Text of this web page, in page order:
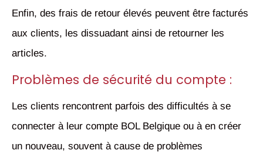
Enfin, des frais de retour élevés peuvent être facturés
aux clients, les dissuadant ainsi de retourner les
articles.
Problèmes de sécurité du compte :
Les clients rencontrent parfois des difficultés à se
connecter à leur compte BOL Belgique ou à en créer
un nouveau, souvent à cause de problèmes